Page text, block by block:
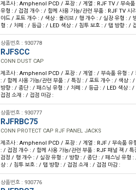
제조사 : Amphenol PCD / 포장 : / 계열 : RJF TV / 부속품
유형 : / 접점 개수 : / 함께 사용 가능/관련 부품 : RJF TV 시
야드 / 포트 개수 : / 색상 : 올리브 / 행 개수 : / 실장 유형 : /
형 : / 차폐 : / 등급 : / LED 색상 : / 침투 보호 : / 탭 방향 : /
상품번호 : 930778
RJFSCC
CONN DUST CAP
제조사 : Amphenol PCD / 포장 : / 계열 : / 부속품 유형 : /
: / 함께 사용 가능/관련 부품 : / 특징 : / 포트 개수 : / 색상 :
방향 : / 종단 : / 패스닝 유형 : / 차폐 : / 등급 : / LED 색상 :
접점 소재 : / 접점 마감 :
상품번호 : 930777
RJFRBC75
CONN PROTECT CAP RJF PANEL JACKS
제조사 : Amphenol PCD / 포장 : / 계열 : RJF / 부속품 유
: / 접점 개수 : / 함께 사용 가능/관련 부품 : RJF 패널 잭 /
검정 / 행 개수 : / 실장 유형 : / 방향 : / 종단 : / 패스닝 유형
상 : / 침투 보호 : / 탭 방향 : / 접점 소재 : / 접점 마감 :
상품번호 : 930776